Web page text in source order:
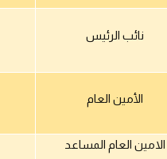
نائب الرئيس
الأمين العام
الامين العام المساعد